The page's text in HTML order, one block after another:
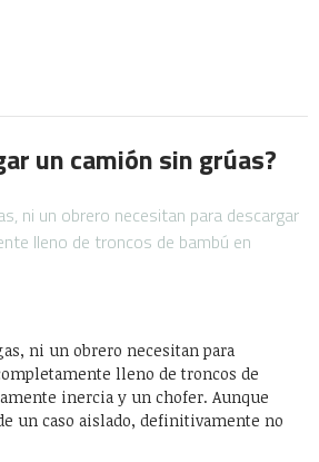
un camión sin grúas?
ni un obrero necesitan para descargar
lleno de troncos de bambú en
ni un obrero necesitan para
lleno de troncos de
inercia y un chofer. Aunque
un caso aislado, definitivamente no